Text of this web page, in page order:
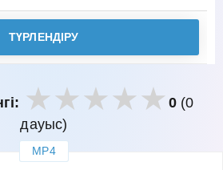
ТҮРЛЕНДІРУ
0(0
дауыс)
MP4